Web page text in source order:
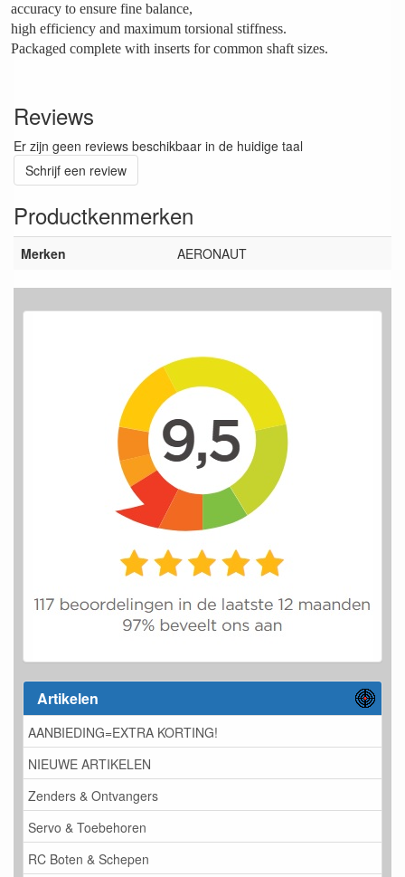
Artikelen
AANBIEDING=EXTRA KORTING!
NIEUWE ARTIKELEN
Zenders & Ontvangers
Servo & Toebehoren
RC Boten & Schepen
accuracy to ensure fine balance,
high efficiency and maximum torsional stiffness.
Packaged complete with inserts for common shaft sizes.
Reviews
Er zijn geen reviews beschikbaar in de huidige taal
Schrijf een review
Productkenmerken
Merken AERONAUT